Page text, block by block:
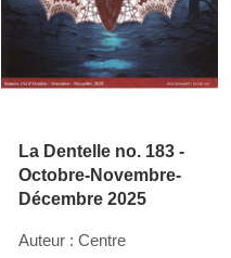
La Dentelle no. 183 -
Octobre-Novembre-
Décembre 2025
Auteur : Centre